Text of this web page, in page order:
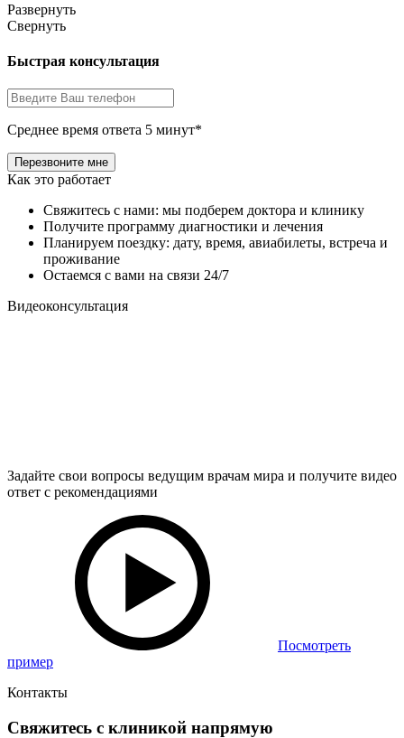
Развернуть
Свернуть
Быстрая консультация
Среднее время ответа 5 минут*
Как это работает
Свяжитесь с нами: мы подберем доктора и клинику
Получите программу диагностики и лечения
Планируем поездку: дату, время, авиабилеты, встреча и
проживание
Остаемся с вами на связи 24/7
Видеоконсультация
Задайте свои вопросы ведущим врачам мира и получите видео
ответ с рекомендациями
Посмотреть
пример
Контакты
Свяжитесь с клиникой напрямую